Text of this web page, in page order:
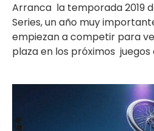
Arranca la temporada 2019
Series, un año muy
empiezan a competir para
plaza en los próximos juegos